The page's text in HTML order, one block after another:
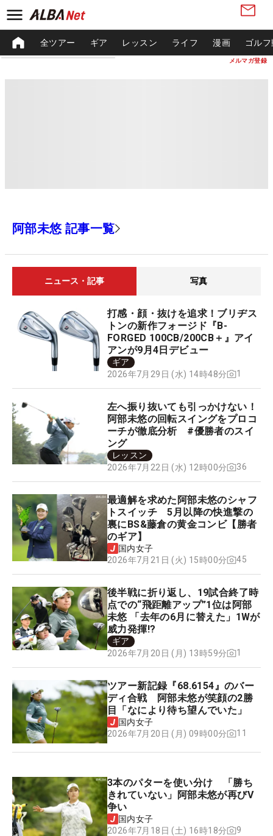
メルマガ登録
全ツアー ギア レッスン ライフ 漫画 ゴル
阿部未悠 記事一覧
ニュース・記事 写真
打感・顔・抜けを追求！ブリヂス
トンの新作フォージド『B-
FORGED 100CB/200CB＋』アイ
アンが9月4日デビュー
ギア
2026年7月29日 (水) 14時48分
1
左へ振り抜いても引っかけない！
阿部未悠の回転スイングをプロコ
ーチが徹底分析 #優勝者のスイ
ング
レッスン
2026年7月22日 (水) 12時00分
36
最適解を求めた阿部未悠のシャフ
トスイッチ 5月以降の快進撃の
裏にBS&藤倉の黄金コンビ【勝者
のギア】
国内女子
2026年7月21日 (火) 15時00分
45
後半戦に折り返し、19試合終了時
点での“飛距離アップ”1位は阿部
未悠 「去年の6月に替えた」1Wが
威力発揮!?
ギア
2026年7月20日 (月) 13時59分
1
ツアー新記録『68.6154』のバー
ディ合戦 阿部未悠が笑顔の2勝
目「なにより待ち望んでいた」
国内女子
2026年7月20日 (月) 09時00分
11
3本のパターを使い分け 「勝ち
きれていない」阿部未悠が再びV
争い
国内女子
2026年7月18日 (土) 16時18分
9